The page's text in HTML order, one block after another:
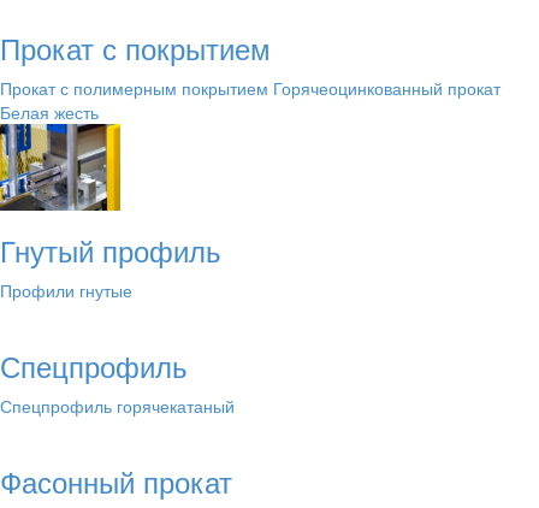
Прокат с покрытием
Прокат с полимерным покрытием Горячеоцинкованный прокат
Белая жесть
Гнутый профиль
Профили гнутые
Спецпрофиль
Спецпрофиль горячекатаный
Фасонный прокат